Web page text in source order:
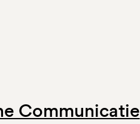
Communicatie